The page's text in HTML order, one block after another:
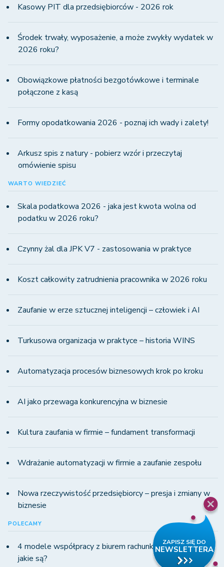
Kasowy PIT dla przedsiębiorców - 2026 rok
Środek trwały, wyposażenie, a może zwykły wydatek w
2026 roku?
Obowiązkowe płatności bezgotówkowe i terminale
połączone z kasą
Formy opodatkowania 2026 - poznaj ich wady i zalety!
Arkusz spis z natury - pobierz wzór i przeczytaj
omówienie spisu
WARTO WIEDZIEĆ
Skala podatkowa 2026 - jaka jest kwota wolna od
podatku w 2026 roku?
Czynny żal dla JPK V7 - zastosowania w praktyce
Koszt całkowity zatrudnienia pracownika w 2026 roku
Zaufanie w erze sztucznej inteligencji – człowiek i AI
Turkusowa organizacja w praktyce – historia WINS
Automatyzacja procesów biznesowych krok po kroku
AI jako przewaga konkurencyjna w biznesie
Kultura zaufania w firmie – fundament transformacji
Wdrażanie automatyzacji w firmie a zaufanie zespołu
Nowa rzeczywistość przedsiębiorcy – presja i zmiany w
biznesie
POLECAMY
4 modele współpracy z biurem rachunkowym w KSeF -
jakie są?